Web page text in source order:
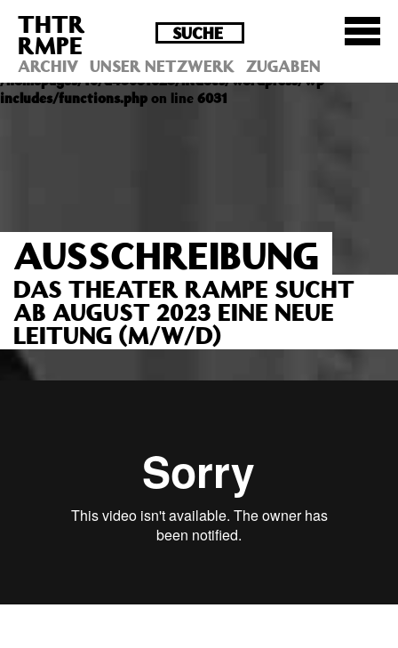
Deprecated : Die Funktion post_permalink ist seit
Version 4.4.0 veraltet! Verwende stattdessen
get_permalink(). in
/homepages/10/d43051023/htdocs/wordpress/wp-
includes/functions.php on line 6031
THTR
RMPE
ARCHIV UNSER NETZWERK ZUGABEN
AUSSCHREIBUNG
DAS THEATER RAMPE SUCHT
AB AUGUST 2023 EINE NEUE
LEITUNG (M/W/D)